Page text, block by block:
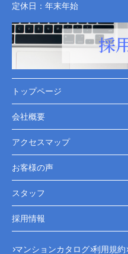
定休日： 年末年始
トップページ
会社概要
アクセスマップ
お客様の声
スタッフ
採用情報
マンションカタログ 利用規約